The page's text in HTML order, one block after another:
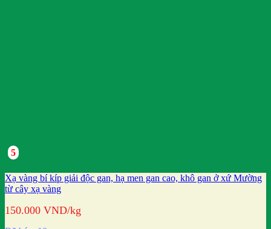
5
Xạ vàng bí kíp giải độc gan, hạ men gan cao, khô gan ở xứ Mường
từ cây xạ vàng
150.000 VND/kg